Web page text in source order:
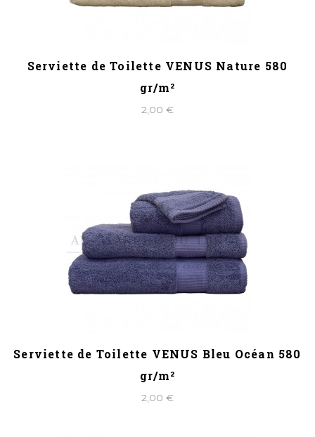
Serviette de Toilette VENUS Nature 580
gr/m²
2,00 €
Serviette de Toilette VENUS Bleu Océan 580
gr/m²
2,00 €